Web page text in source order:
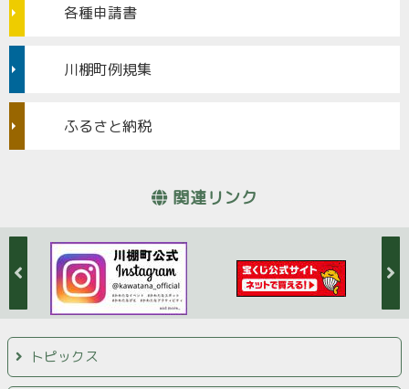
各種申請書
川棚町例規集
ふるさと納税
関連リンク
トピックス